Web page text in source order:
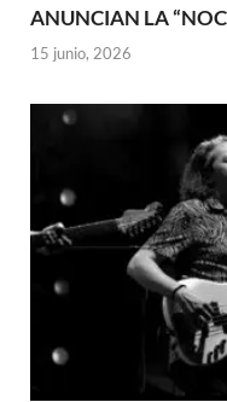
ANUNCIAN LA
15 junio, 2026